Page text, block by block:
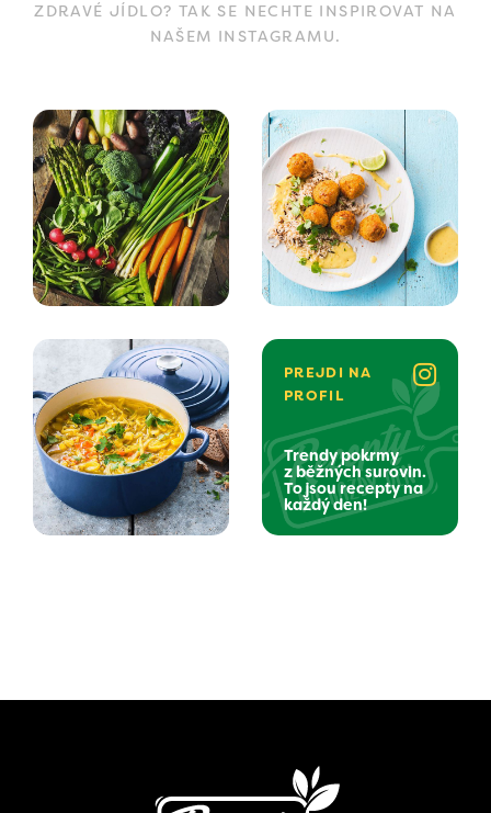
ZDRAVÉ JÍDLO? TAK SE NECHTE INSPIROVAT NA
NAŠEM INSTAGRAMU.
PREJDI NA
PROFIL
Trendy pokrmy
z běžných surovin.
To jsou recepty na
každý den!